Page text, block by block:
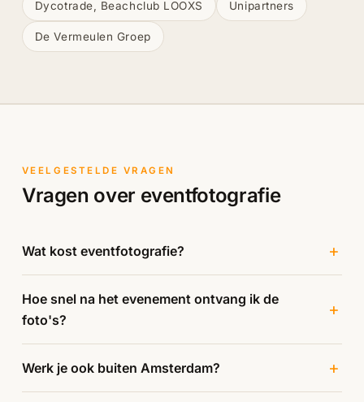
Dycotrade, Beachclub LOOXS Unipartners
De Vermeulen Groep
VEELGESTELDE VRAGEN
Vragen over eventfotografie
Wat kost eventfotografie?
Hoe snel na het evenement ontvang ik de
foto's?
Werk je ook buiten Amsterdam?